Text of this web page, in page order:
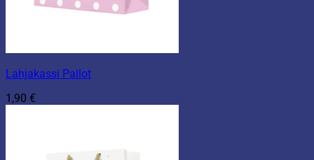
Lahjakassi Pallot
1,90 €